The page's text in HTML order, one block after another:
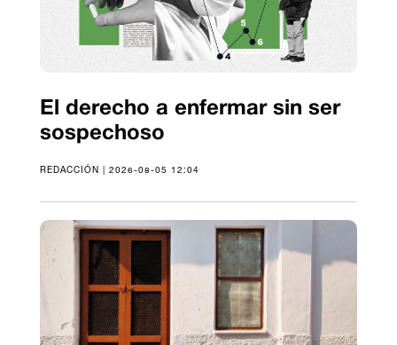
El derecho a enfermar sin ser
sospechoso
REDACCIÓN | 2026-08-05 12:04